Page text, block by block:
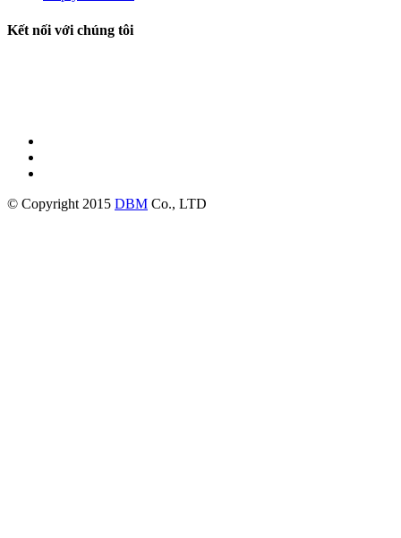
Kết nối với chúng tôi
© Copyright 2015 DBM Co., LTD